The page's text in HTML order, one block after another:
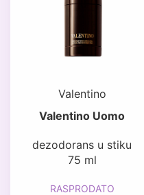
Valentino
Valentino Uomo
dezodorans u stiku
75 ml
RASPRODATO